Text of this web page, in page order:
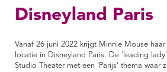
Disneyland Paris
Vanaf 26 juni 2022 krijgt Minnie Mouse
locatie in Disneyland Paris. De 'leading
Studio Theater met een 'Parijs' thema waar